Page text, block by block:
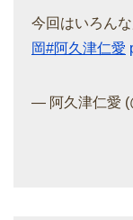
今回はいろん
岡#阿久津仁愛
— 阿久津仁愛